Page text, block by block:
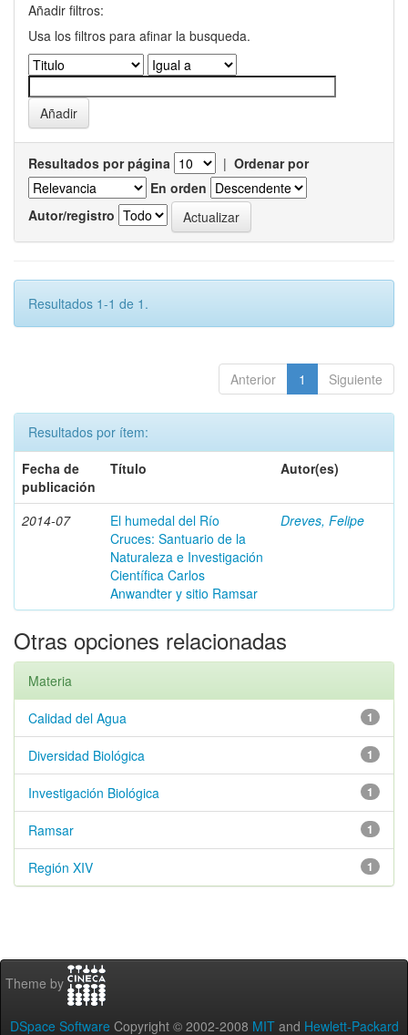
Añadir filtros:
Usa los filtros para afinar la busqueda.
Resultados por página | Ordenar por
En orden
Autor/registro
Resultados 1-1 de 1.
Anterior 1 Siguiente
Resultados por ítem:
Fecha de
publicación
Título Autor(es)
2014-07
El humedal del Río
Cruces: Santuario de la
Naturaleza e Investigación
Científica Carlos
Anwandter y sitio Ramsar
Dreves, Felipe
Otras opciones relacionadas
Materia
1
Calidad del Agua
1
Diversidad Biológica
1
Investigación Biológica
1
Ramsar
1
Región XIV
Theme by
DSpace Software Copyright © 2002-2008 MIT and Hewlett-Packard